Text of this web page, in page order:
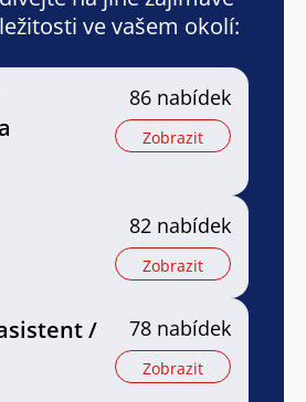
ve vašem okolí:
86 nabídek
Zobrazit
82 nabídek
Zobrazit
/
78 nabídek
Zobrazit